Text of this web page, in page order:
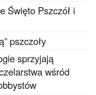
Święto Pszczół i
pszczoły
sprzyjają
wśród